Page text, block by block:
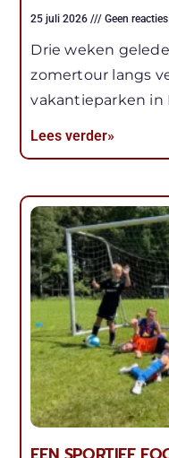
25 juli 2026 Geen reacties
Drie weken
zomertour langs
vakantieparken
Lees verder»